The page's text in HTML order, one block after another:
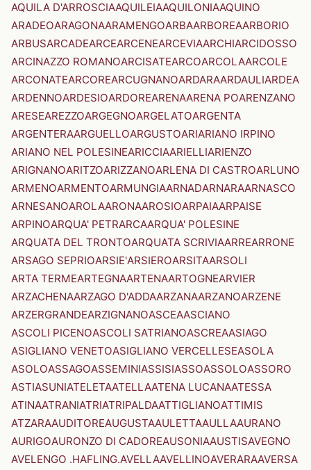
AQUILA D'ARROSCIAAQUILEIAAQUILONIAAQUINO
ARADEOARAGONAARAMENGOARBAARBOREAARBORIO
ARBUSARCADEARCEARCENEARCEVIAARCHIARCIDOSSO
ARCINAZZO ROMANOARCISATEARCOARCOLAARCOLE
ARCONATEARCOREARCUGNANOARDARAARDAULIARDEA
ARDENNOARDESIOARDOREARENAARENA POARENZANO
ARESEAREZZOARGEGNOARGELATOARGENTA
ARGENTERAARGUELLOARGUSTOARIARIANO IRPINO
ARIANO NEL POLESINEARICCIAARIELLIARIENZO
ARIGNANOARITZOARIZZANOARLENA DI CASTROARLUNO
ARMENOARMENTOARMUNGIAARNADARNARAARNASCO
ARNESANOAROLAARONAAROSIOARPAIAARPAISE
ARPINOARQUA' PETRARCAARQUA' POLESINE
ARQUATA DEL TRONTOARQUATA SCRIVIAARREARRONE
ARSAGO SEPRIOARSIE'ARSIEROARSITAARSOLI
ARTA TERMEARTEGNAARTENAARTOGNEARVIER
ARZACHENAARZAGO D'ADDAARZANAARZANOARZENE
ARZERGRANDEARZIGNANOASCEAASCIANO
ASCOLI PICENOASCOLI SATRIANOASCREAASIAGO
ASIGLIANO VENETOASIGLIANO VERCELLESEASOLA
ASOLOASSAGOASSEMINIASSISIASSOASSOLOASSORO
ASTIASUNIATELETAATELLAATENA LUCANAATESSA
ATINAATRANIATRIATRIPALDAATTIGLIANOATTIMIS
ATZARAAUDITOREAUGUSTAAULETTAAULLAAURANO
AURIGOAURONZO DI CADOREAUSONIAAUSTISAVEGNO
AVELENGO .HAFLING.AVELLAAVELLINOAVERARAAVERSA